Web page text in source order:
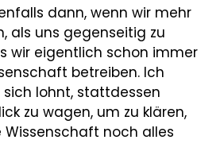
dann, wenn wir mehr
als uns gegenseitig zu
wir eigentlich schon immer
betreiben. Ich
sich lohnt, stattdessen
zu wagen, um zu klären,
noch alles